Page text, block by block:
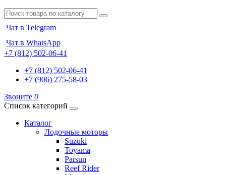
Чат в Telegram
Чат в WhatsApp
+7 (812) 502-06-41
+7 (812) 502-06-41
+7 (906) 275-58-03
Звоните 0
Список категорий
Каталог
Лодочные моторы
Suzuki
Toyama
Parsun
Reef Rider